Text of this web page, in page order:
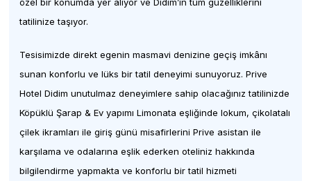
tatilinize taşıyor.
Tesisimizde direkt egenin masmavi denizine geçiş imkânı
sunan konforlu ve lüks bir tatil deneyimi sunuyoruz. Prive
Hotel Didim unutulmaz deneyimlere sahip olacağınız tatilinizde
Köpüklü Şarap & Ev yapımı Limonata eşliğinde lokum, çikolatalı
çilek ikramları ile giriş günü misafirlerini Prive asistan ile
karşılama ve odalarına eşlik ederken oteliniz hakkında
bilgilendirme yapmakta ve konforlu bir tatil hizmeti